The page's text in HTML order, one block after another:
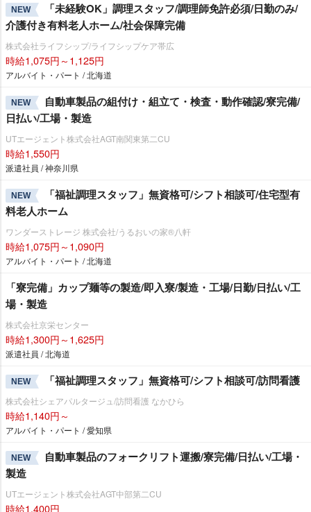
NEW
「未経験OK」調理スタッフ/調理師免許必須/日勤のみ/
介護付き有料老人ホーム/社会保障完備
株式会社ライフシップ/ライフシップケア帯広
時給1,075円～1,125円
アルバイト・パート / 北海道
NEW
自動車製品の組付け・組立て・検査・動作確認/寮完備/
日払い/工場・製造
UTエージェント株式会社AGT南関東第二CU
時給1,550円
派遣社員 / 神奈川県
NEW
「福祉調理スタッフ」無資格可/シフト相談可/住宅型有
料老人ホーム
ワンダーストレージ 株式会社/うるおいの家®八軒
時給1,075円～1,090円
アルバイト・パート / 北海道
「寮完備」カップ麺等の製造/即入寮/製造・工場/日勤/日払い/工
場・製造
株式会社京栄センター
時給1,300円～1,625円
派遣社員 / 北海道
NEW 「福祉調理スタッフ」無資格可/シフト相談可/訪問看護
株式会社シェアパルタージュ/訪問看護 なかひら
時給1,140円～
アルバイト・パート / 愛知県
NEW
自動車製品のフォークリフト運搬/寮完備/日払い/工場・
製造
UTエージェント株式会社AGT中部第二CU
時給1,400円